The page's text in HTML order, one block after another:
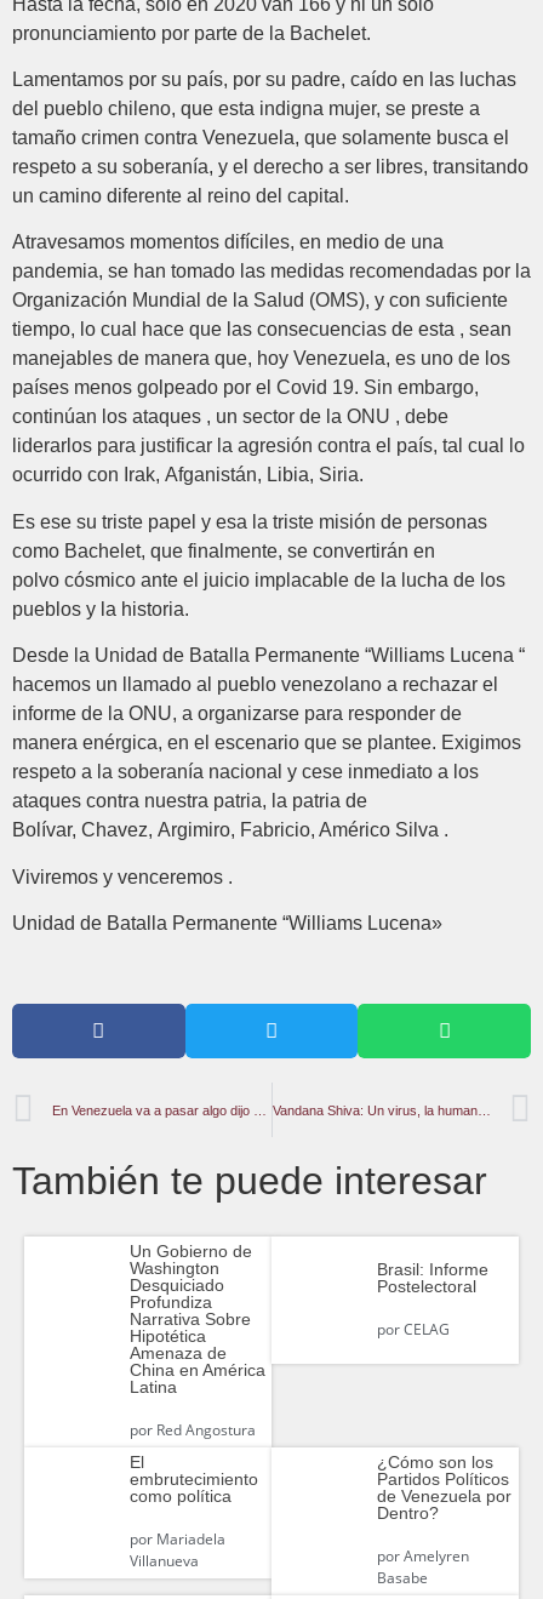
pronunciamiento por parte de la Bachelet.
Lamentamos por su país, por su padre, caído en las luchas
del pueblo chileno, que esta indigna mujer, se preste a
tamaño crimen contra Venezuela, que solamente busca el
respeto a su soberanía, y el derecho a ser libres, transitando
un camino diferente al reino del capital.
Atravesamos momentos difíciles, en medio de una
pandemia, se han tomado las medidas recomendadas por la
Organización Mundial de la Salud (OMS), y con suficiente
tiempo, lo cual hace que las consecuencias de esta , sean
manejables de manera que, hoy Venezuela, es uno de los
países menos golpeado por el Covid 19. Sin embargo,
continúan los ataques , un sector de la ONU , debe
liderarlos para justificar la agresión contra el país, tal cual lo
ocurrido con Irak, Afganistán, Libia, Siria.
Es ese su triste papel y esa la triste misión de personas
como Bachelet, que finalmente, se convertirán en
polvo cósmico ante el juicio implacable de la lucha de los
pueblos y la historia.
Desde la Unidad de Batalla Permanente “Williams Lucena “
hacemos un llamado al pueblo venezolano a rechazar el
informe de la ONU, a organizarse para responder de
manera enérgica, en el escenario que se plantee. Exigimos
respeto a la soberanía nacional y cese inmediato a los
ataques contra nuestra patria, la patria de
Bolívar, Chavez, Argimiro, Fabricio, Américo Silva .
Viviremos y venceremos .
Unidad de Batalla Permanente “Williams Lucena»
Vandana Shiva: Un virus, la humanidad y la Tierra
También te puede interesar
Un Gobierno de
Washington
Desquiciado
Profundiza
Narrativa Sobre
Hipotética
Amenaza de
China en América
Latina
porRed Angostura
Brasil: Informe
Postelectoral
porCELAG
El
embrutecimiento
como política
porMariadela
Villanueva
¿Cómo son los
Partidos Políticos
de Venezuela por
Dentro?
porAmelyren
Basabe